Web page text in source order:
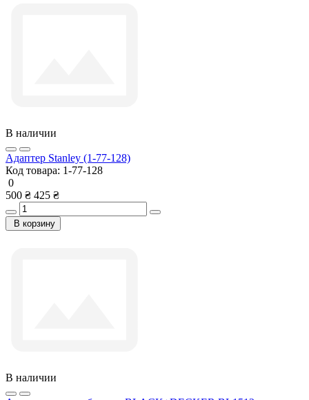
В наличии
Адаптер Stanley (1-77-128)
Код товара: 1-77-128
0
500 ₴ 425 ₴
В корзину
В наличии